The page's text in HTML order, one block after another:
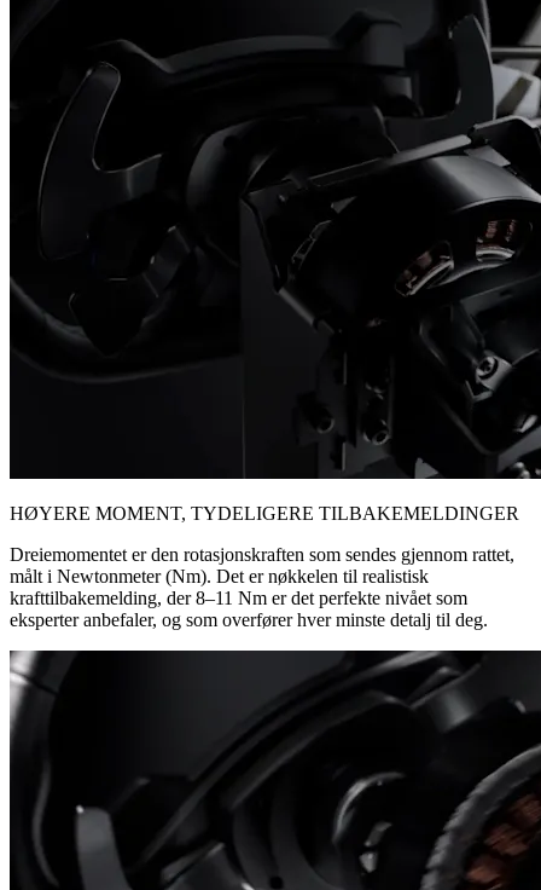
HØYERE MOMENT, TYDELIGERE TILBAKEMELDINGER
Dreiemomentet er den rotasjonskraften som sendes gjennom rattet,
målt i Newtonmeter (Nm). Det er nøkkelen til realistisk
krafttilbakemelding, der 8–11 Nm er det perfekte nivået som
eksperter anbefaler, og som overfører hver minste detalj til deg.